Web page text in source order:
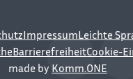
ImpressumLeichte
BarrierefreiheitCookie-
made by Komm.ONE